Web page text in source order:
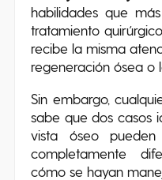
habilidades que
tratamiento
recibe la misma
regeneración ósea o
Sin embargo,
sabe que dos casos
vista óseo
completamente
cómo se hayan